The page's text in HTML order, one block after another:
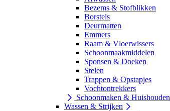
Bezems & Stofblikken
Borstels
Deurmatten
Emmers
Raam & Vloerwissers
Schoonmaakmiddelen
Sponsen & Doeken
Stelen
Trappen & Opstapjes
Vochtontrekkers
Schoonmaken & Huishouden
Wassen & Strijken